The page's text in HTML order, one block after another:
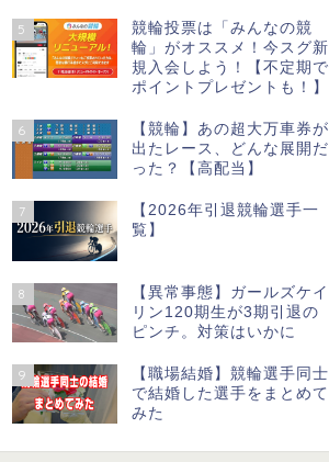
5
競輪投票は「みんなの競
輪」がオススメ！今スグ新
規入会しよう！【不定期で
ポイントプレゼントも！】
6
【競輪】あの超大万車券が
出たレース、どんな展開だ
った？【高配当】
7
【2026年引退競輪選手一
覧】
8
【異常事態】ガールズケイ
リン120期生が3期引退の
ピンチ。対策はいかに
9
【職場結婚】競輪選手同士
で結婚した選手をまとめて
みた